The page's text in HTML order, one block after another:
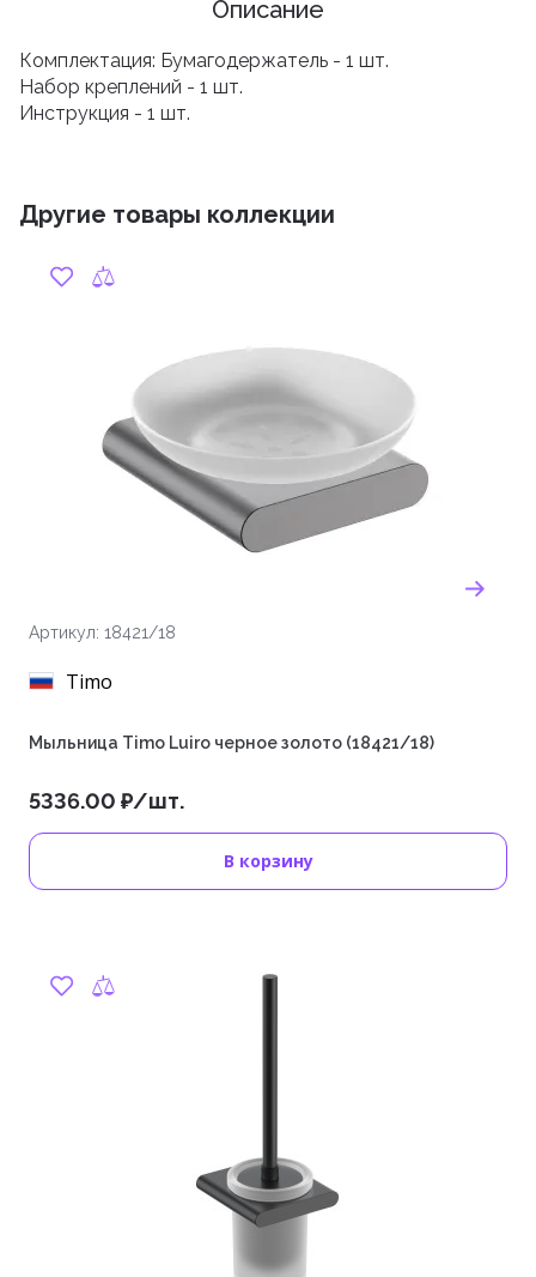
Описание
Комплектация: Бумагодержатель - 1 шт.
Набор креплений - 1 шт.
Инструкция - 1 шт.
Другие товары коллекции
Артикул: 18421/18
Timo
Мыльница Timo Luiro черное золото (18421/18)
5336.00 ₽/шт.
В корзину